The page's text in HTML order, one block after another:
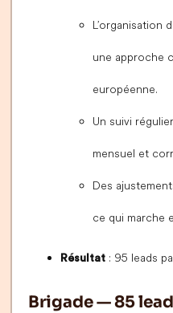
L’organisation
une approche
européenne.
Un suivi
mensuel et
Des
ce qui marche
Résultat : 95 leads
Brigade — 85